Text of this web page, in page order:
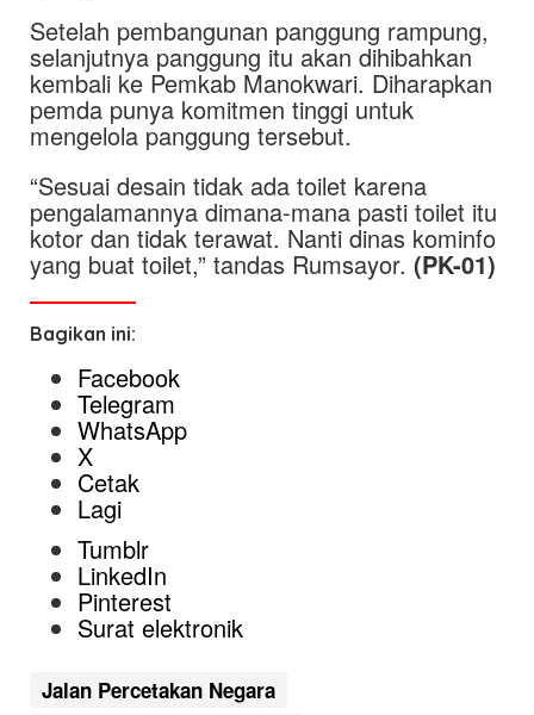
Setelah pembangunan panggung rampung,
selanjutnya panggung itu akan dihibahkan
kembali ke Pemkab Manokwari. Diharapkan
pemda punya komitmen tinggi untuk
mengelola panggung tersebut.
“Sesuai desain tidak ada toilet karena
pengalamannya dimana-mana pasti toilet itu
kotor dan tidak terawat. Nanti dinas kominfo
yang buat toilet,” tandas Rumsayor. (PK-01)
Bagikan ini:
Facebook
Telegram
WhatsApp
X
Cetak
Lagi
Tumblr
LinkedIn
Pinterest
Surat elektronik
Jalan Percetakan Negara